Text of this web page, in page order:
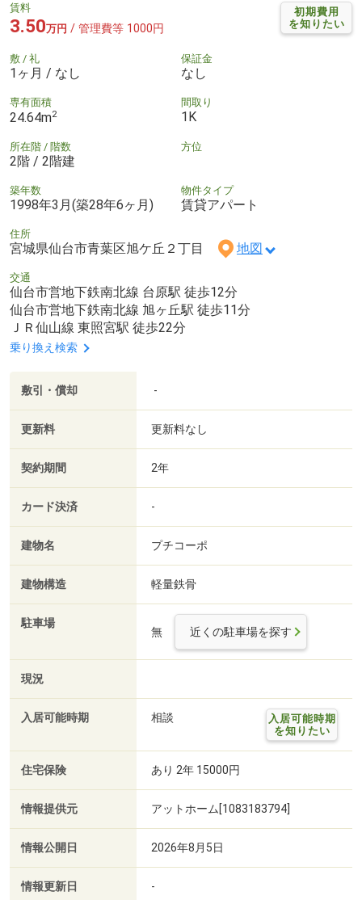
初期費用
を知りたい
賃料
3.50万円 / 管理費等 1000円
敷 / 礼
1ヶ月 / なし
保証金
なし
専有面積
24.64m2
間取り
1K
所在階 / 階数
2階 / 2階建
方位
築年数
1998年3月(築28年6ヶ月)
物件タイプ
賃貸アパート
住所
宮城県仙台市青葉区旭ケ丘２丁目 地図
交通
仙台市営地下鉄南北線 台原駅 徒歩12分
仙台市営地下鉄南北線 旭ヶ丘駅 徒歩11分
ＪＲ仙山線 東照宮駅 徒歩22分
乗り換え検索
敷引・償却 -
更新料 更新料なし
契約期間 2年
カード決済 -
建物名 プチコーポ
建物構造 軽量鉄骨
駐車場
無 近くの駐車場を探す
現況
入居可能時期 相談
入居可能時期
を知りたい
住宅保険 あり 2年 15000円
情報提供元 アットホーム[1083183794]
情報公開日 2026年8月5日
情報更新日 -